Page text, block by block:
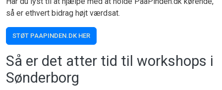
så er ethvert bidrag højt værdsat.
STØT PAAPINDEN.DK HER
Så er det atter tid til workshops i
Sønderborg